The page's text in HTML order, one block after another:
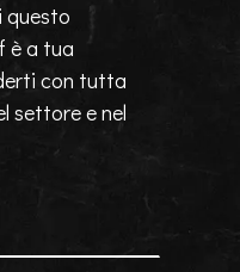
questo
è a tua
con tutta
settore e nel